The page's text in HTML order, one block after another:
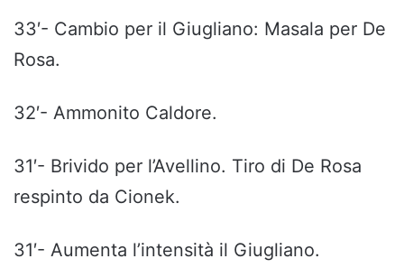
33′- Cambio per il Giugliano: Masala per De
Rosa.
32′- Ammonito Caldore.
31′- Brivido per l’Avellino. Tiro di De Rosa
respinto da Cionek.
31′- Aumenta l’intensità il Giugliano.